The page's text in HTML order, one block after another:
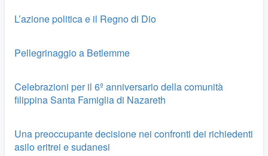
L’azione politica e il Regno di Dio
Pellegrinaggio a Betlemme
Celebrazioni per il 6º anniversario della comunità
filippina Santa Famiglia di Nazareth
Una preoccupante decisione nei confronti dei richiedenti
asilo eritrei e sudanesi